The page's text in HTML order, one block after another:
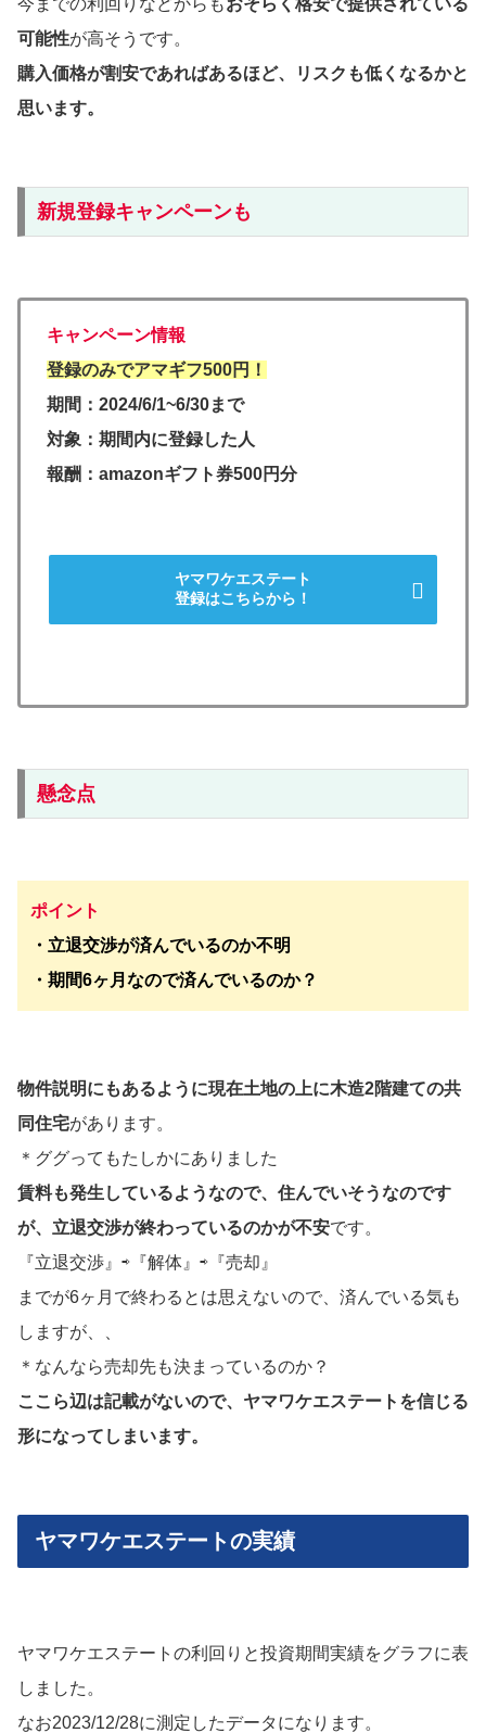
今までの利回りなどからもおそらく格安で提供されている
可能性が高そうです。
購入価格が割安であればあるほど、リスクも低くなるかと
思います。
新規登録キャンペーンも
キャンペーン情報
登録のみでアマギフ500円！
期間：2024/6/1~6/30まで
対象：期間内に登録した人
報酬：amazonギフト券500円分
ヤマワケエステート
登録はこちらから！
懸念点
ポイント
・立退交渉が済んでいるのか不明
・期間6ヶ月なので済んでいるのか？
物件説明にもあるように現在土地の上に木造2階建ての共
同住宅があります。
＊ググってもたしかにありました
賃料も発生しているようなので、住んでいそうなのです
が、立退交渉が終わっているのかが不安です。
『立退交渉』⇨『解体』⇨『売却』
までが6ヶ月で終わるとは思えないので、済んでいる気も
しますが、、
＊なんなら売却先も決まっているのか？
ここら辺は記載がないので、ヤマワケエステートを信じる
形になってしまいます。
ヤマワケエステートの実績
ヤマワケエステートの利回りと投資期間実績をグラフに表
しました。
なお2023/12/28に測定したデータになります。